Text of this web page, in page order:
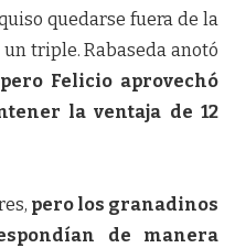
quedarse fuera de la
triple. Rabaseda anotó
pero Felicio aprovechó
la ventaja de 12
pero los granadinos
de manera